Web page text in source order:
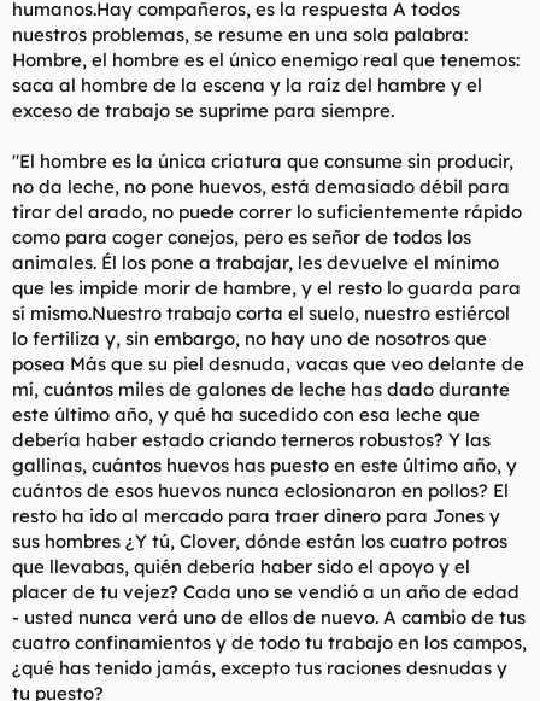
humanos.Hay compañeros, es la respuesta A todos
nuestros problemas, se resume en una sola palabra:
Hombre, el hombre es el único enemigo real que tenemos:
saca al hombre de la escena y la raíz del hambre y el
exceso de trabajo se suprime para siempre.
"El hombre es la única criatura que consume sin producir,
no da leche, no pone huevos, está demasiado débil para
tirar del arado, no puede correr lo suficientemente rápido
como para coger conejos, pero es señor de todos los
animales. Él los pone a trabajar, les devuelve el mínimo
que les impide morir de hambre, y el resto lo guarda para
sí mismo.Nuestro trabajo corta el suelo, nuestro estiércol
lo fertiliza y, sin embargo, no hay uno de nosotros que
posea Más que su piel desnuda, vacas que veo delante de
mí, cuántos miles de galones de leche has dado durante
este último año, y qué ha sucedido con esa leche que
debería haber estado criando terneros robustos? Y las
gallinas, cuántos huevos has puesto en este último año, y
cuántos de esos huevos nunca eclosionaron en pollos? El
resto ha ido al mercado para traer dinero para Jones y
sus hombres ¿Y tú, Clover, dónde están los cuatro potros
que llevabas, quién debería haber sido el apoyo y el
placer de tu vejez? Cada uno se vendió a un año de edad
- usted nunca verá uno de ellos de nuevo. A cambio de tus
cuatro confinamientos y de todo tu trabajo en los campos,
¿qué has tenido jamás, excepto tus raciones desnudas y
tu puesto?